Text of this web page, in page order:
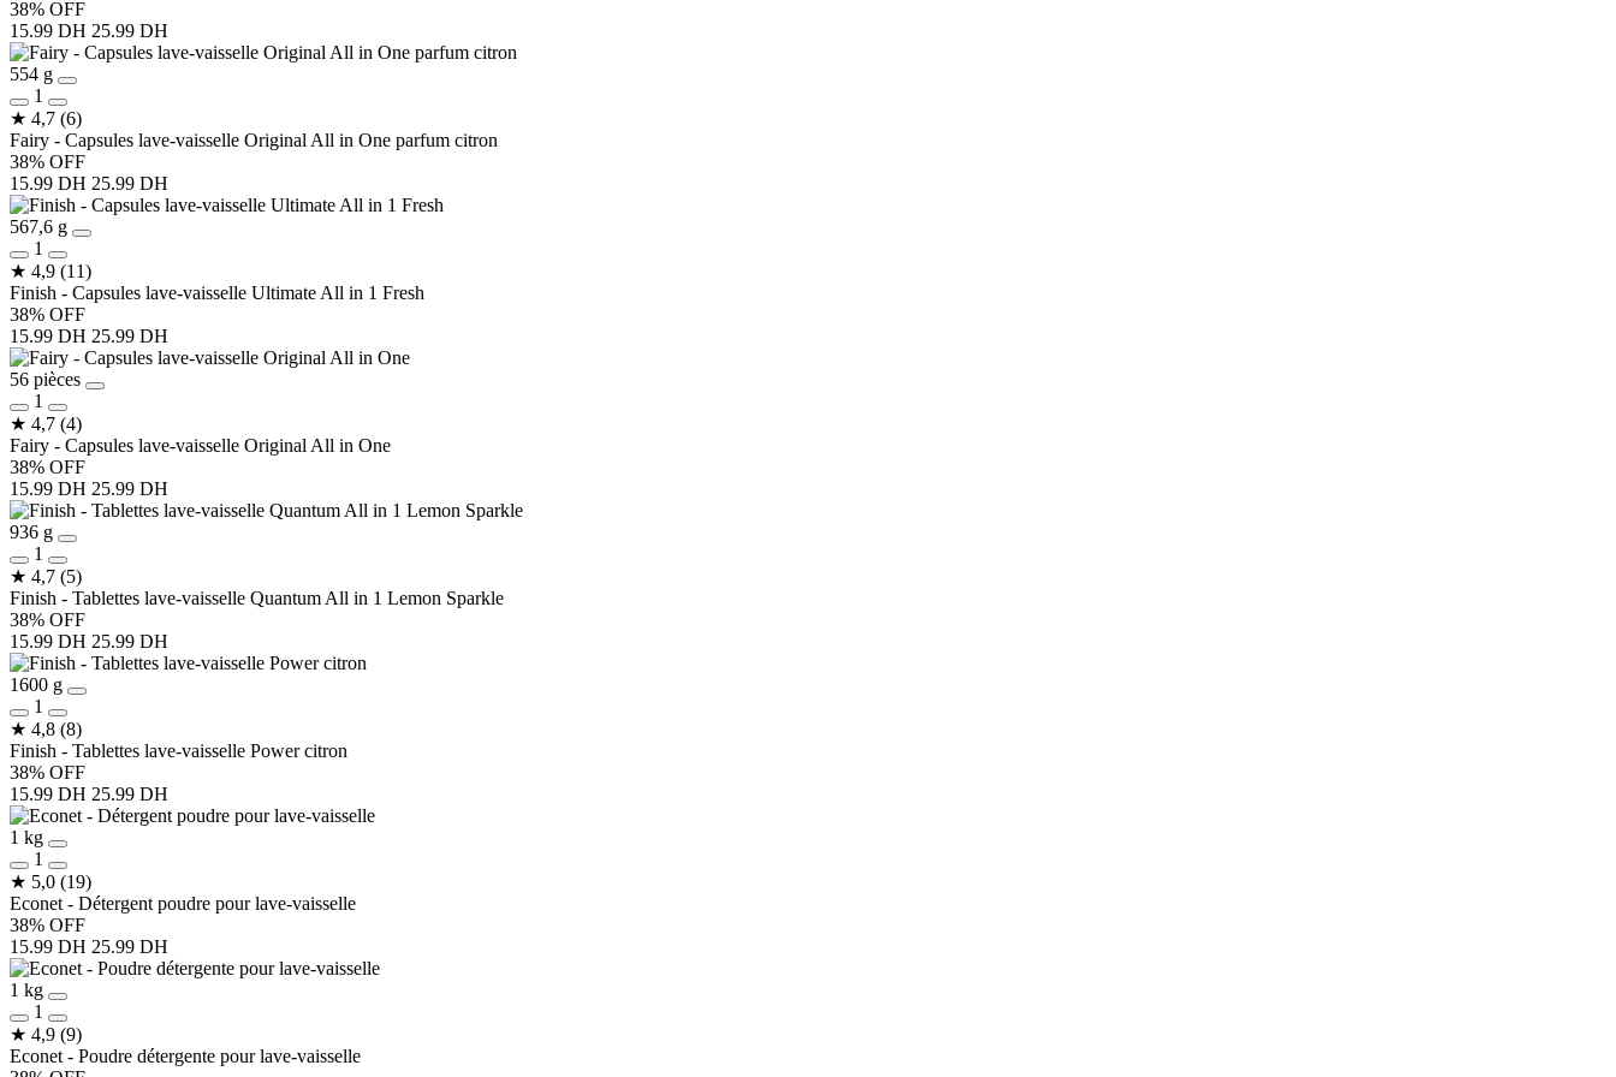
38% OFF
15.99 DH 25.99 DH
554 g
1
★ 4,7 (6)
Fairy - Capsules lave-vaisselle Original All in One parfum citron
38% OFF
15.99 DH 25.99 DH
567,6 g
1
★ 4,9 (11)
Finish - Capsules lave-vaisselle Ultimate All in 1 Fresh
38% OFF
15.99 DH 25.99 DH
56 pièces
1
★ 4,7 (4)
Fairy - Capsules lave-vaisselle Original All in One
38% OFF
15.99 DH 25.99 DH
936 g
1
★ 4,7 (5)
Finish - Tablettes lave-vaisselle Quantum All in 1 Lemon Sparkle
38% OFF
15.99 DH 25.99 DH
1600 g
1
★ 4,8 (8)
Finish - Tablettes lave-vaisselle Power citron
38% OFF
15.99 DH 25.99 DH
1 kg
1
★ 5,0 (19)
Econet - Détergent poudre pour lave-vaisselle
38% OFF
15.99 DH 25.99 DH
1 kg
1
★ 4,9 (9)
Econet - Poudre détergente pour lave-vaisselle